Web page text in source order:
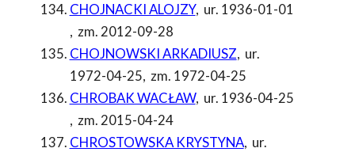
CHOJNACKI ALOJZY, ur. 1936-01-01
, zm. 2012-09-28
CHOJNOWSKI ARKADIUSZ, ur.
1972-04-25, zm. 1972-04-25
CHROBAK WACŁAW, ur. 1936-04-25
, zm. 2015-04-24
CHROSTOWSKA KRYSTYNA, ur.